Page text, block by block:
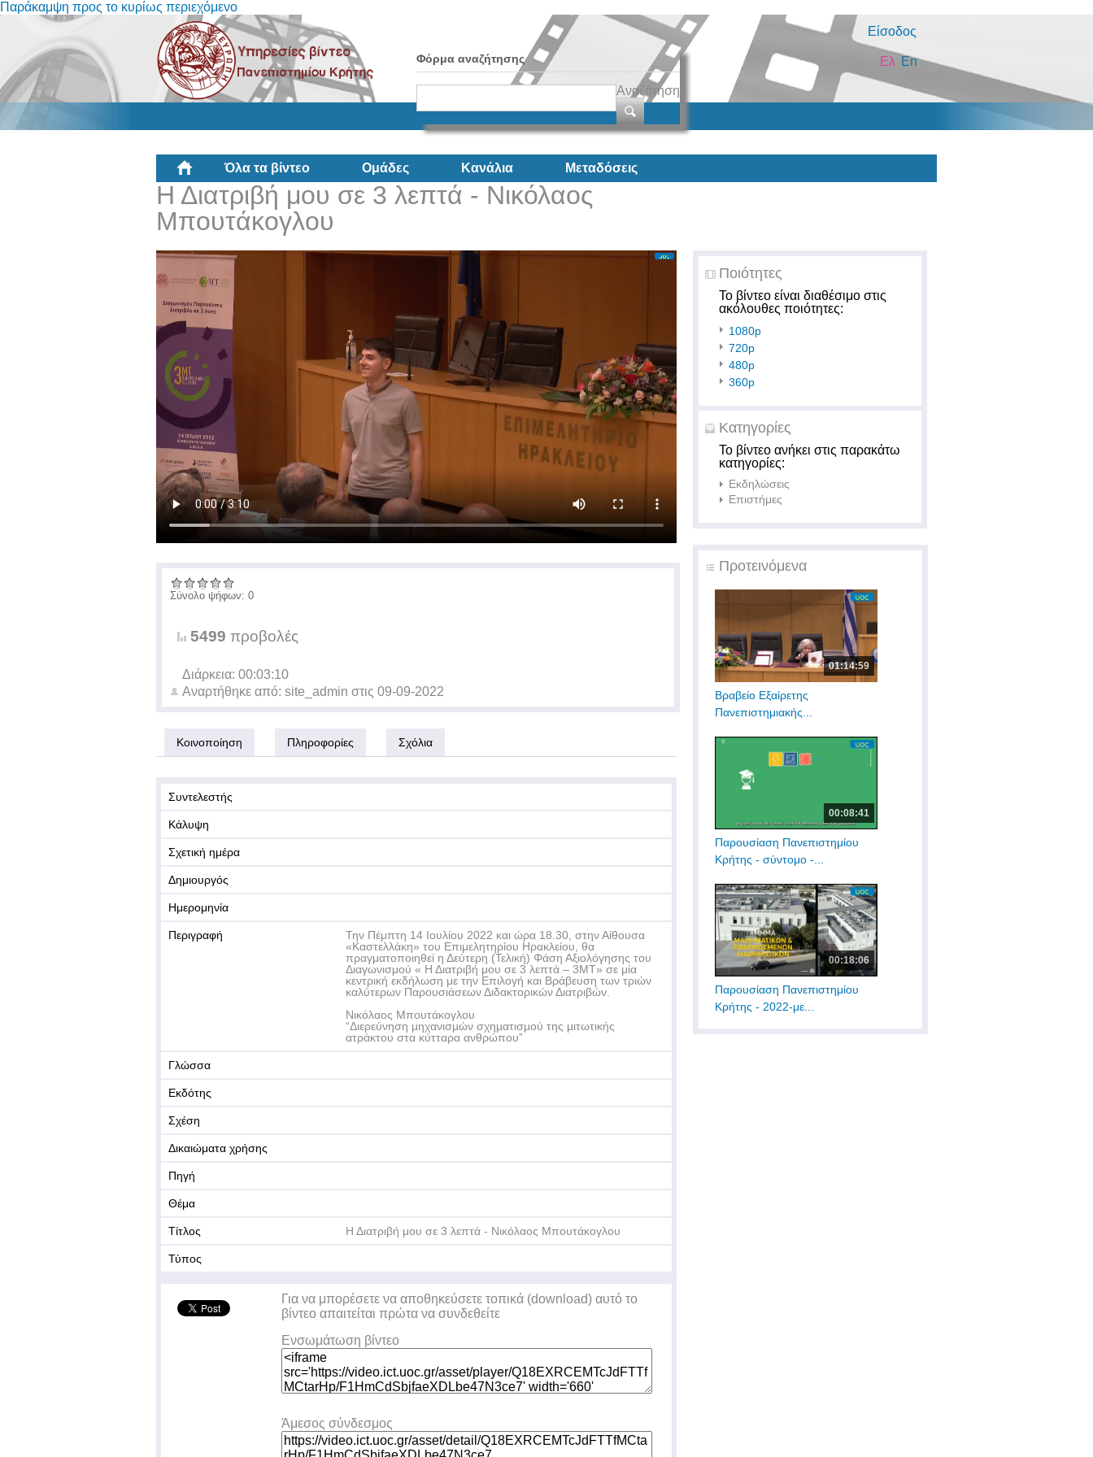
Παράκαμψη προς το κυρίως περιεχόμενο
Είσοδος
Φόρμα αναζήτησης
Αναζήτηση
En
Ελ
Όλα τα βίντεο Ομάδες Κανάλια Μεταδόσεις
Η Διατριβή μου σε 3 λεπτά - Νικόλαος
Μπουτάκογλου
Ποιότητες
Το βίντεο είναι διαθέσιμο στις
ακόλουθες ποιότητες:
1080p
720p
480p
360p
Κατηγορίες
Το βίντεο ανήκει στις παρακάτω
κατηγορίες:
Εκδηλώσεις
Επιστήμες
Προτεινόμενα
01:14:59
Βραβείο Εξαίρετης
Πανεπιστημιακής...
00:08:41
Παρουσίαση Πανεπιστημίου
Κρήτης - σύντομο -...
00:18:06
Παρουσίαση Πανεπιστημίου
Κρήτης - 2022-με...
Σύνολο ψήφων: 0
5499 προβολές
Διάρκεια: 00:03:10
Αναρτήθηκε από: site_admin στις 09-09-2022
Κοινοποίηση Πληροφορίες Σχόλια
Συντελεστής
Κάλυψη
Σχετική ημέρα
Δημιουργός
Ημερομηνία
Περιγραφή
Την Πέμπτη 14 Ιουλίου 2022 και ώρα 18.30, στην Αίθουσα
«Καστελλάκη» του Επιμελητηρίου Ηρακλείου, θα
πραγματοποιηθεί η Δεύτερη (Τελική) Φάση Αξιολόγησης του
Διαγωνισμού « Η Διατριβή μου σε 3 λεπτά – 3ΜΤ» σε μία
κεντρική εκδήλωση με την Επιλογή και Βράβευση των τριών
καλύτερων Παρουσιάσεων Διδακτορικών Διατριβών.
Νικόλαος Μπουτάκογλου
“Διερεύνηση µηχανισµών σχηµατισµού της µιτωτικής
ατράκτου στα κύτταρα ανθρώπου”
Γλώσσα
Εκδότης
Σχέση
Δικαιώματα χρήσης
Πηγή
Θέμα
Τίτλος Η Διατριβή μου σε 3 λεπτά - Νικόλαος Μπουτάκογλου
Τύπος
Για να μπορέσετε να αποθηκεύσετε τοπικά (download) αυτό το
βίντεο απαιτείται πρώτα να συνδεθείτε
Ενσωμάτωση βίντεο
Άμεσος σύνδεσμος